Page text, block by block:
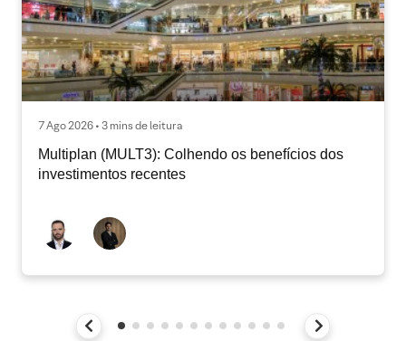
7 Ago 2026 • 3 mins de leitura
Multiplan (MULT3): Colhendo os benefícios dos
investimentos recentes